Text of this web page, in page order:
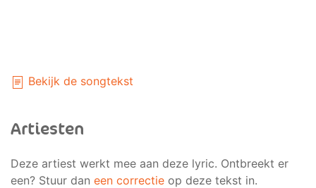
Bekijk de songtekst
Artiesten
Deze artiest werkt mee aan deze lyric. Ontbreekt er
een? Stuur dan een correctie op deze tekst in.